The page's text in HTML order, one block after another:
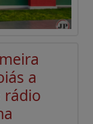
a
rádio